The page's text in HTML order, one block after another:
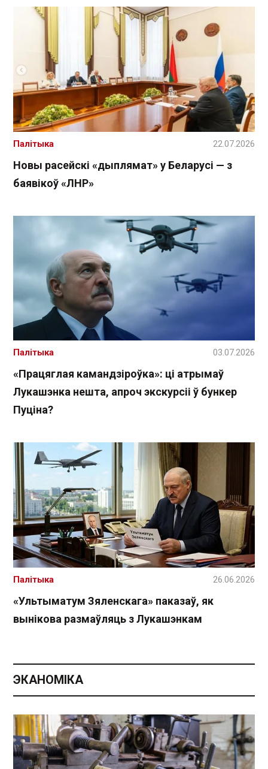
Новы расейскі «дыплямат» у Беларусі — з
баявікоў «ЛНР»
Палітыка 22.07.2026
«Працяглая камандзіроўка»: ці атрымаў
Лукашэнка нешта, апроч экскурсіі ў бункер
Пуціна?
Палітыка 03.07.2026
«Ультыматум Зяленскага» паказаў, як
вынікова размаўляць з Лукашэнкам
Палітыка 26.06.2026
ЭКАНОМІКА